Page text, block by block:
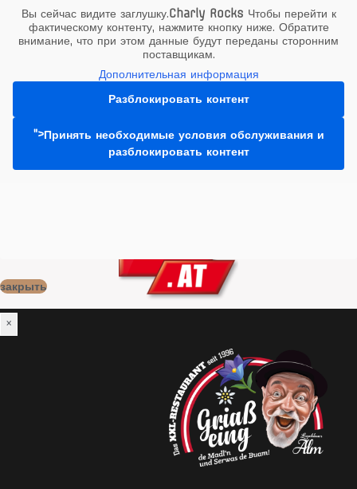
Вы сейчас видите заглушку.Charly Rocks Чтобы перейти к
фактическому контенту, нажмите кнопку ниже. Обратите
внимание, что при этом данные будут переданы сторонним
поставщикам.
Дополнительная информация
Разблокировать контент
">Принять необходимые условия обслуживания и
разблокировать контент
закрыть
×